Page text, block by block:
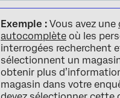
Exemple : Vous avez une
autocomplète où les
interrogées recherchent
sélectionnent un
obtenir plus
magasin dans votre